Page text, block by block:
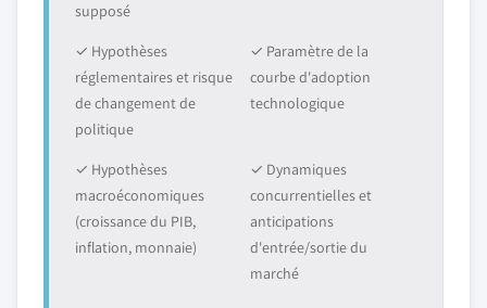
supposé
✓ Hypothèses
réglementaires et risque
de changement de
politique
✓ Paramètre de la
courbe d'adoption
technologique
✓ Hypothèses
macroéconomiques
(croissance du PIB,
inflation, monnaie)
✓ Dynamiques
concurrentielles et
anticipations
d'entrée/sortie du
marché